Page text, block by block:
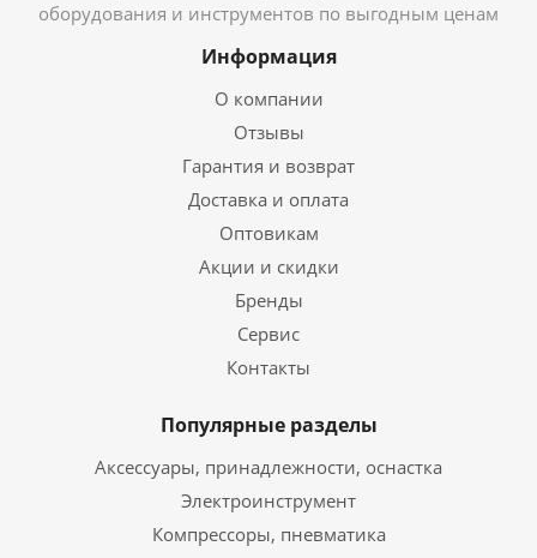
оборудования и инструментов по выгодным ценам
Информация
О компании
Отзывы
Гарантия и возврат
Доставка и оплата
Оптовикам
Акции и скидки
Бренды
Сервис
Контакты
Популярные разделы
Аксессуары, принадлежности, оснастка
Электроинструмент
Компрессоры, пневматика